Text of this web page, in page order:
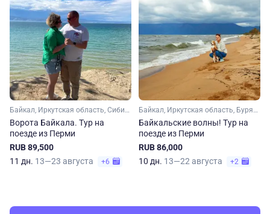
Байкал, Иркутская область, Сибирь
Ворота Байкала. Тур на
поезде из Перми
RUB 89,500
11 дн. 13—23 августа +6
Байкал, Иркутская область, Бурятия
Байкальские волны! Тур на
поезде из Перми
RUB 86,000
10 дн. 13—22 августа +2